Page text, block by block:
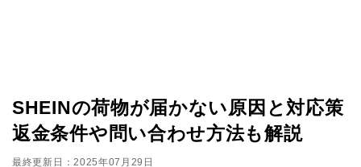
SHEINの荷物が届かない原因と対応策
返金条件や問い合わせ方法も解説
最終更新日：2025年07月29日